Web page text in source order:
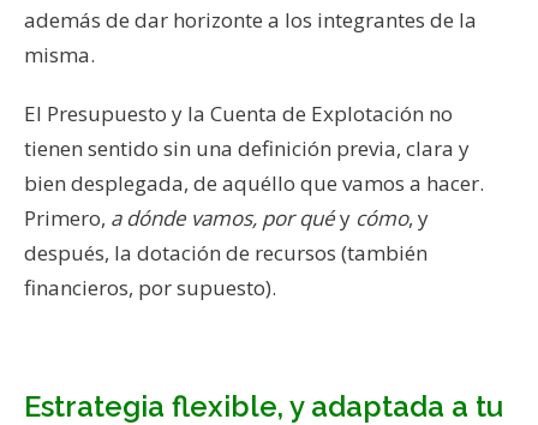
además de dar horizonte a los integrantes de la
misma.
El Presupuesto y la Cuenta de Explotación no
tienen sentido sin una definición previa, clara y
bien desplegada, de aquéllo que vamos a hacer.
Primero, a dónde vamos, por quéy cómo, y
después, la dotación de recursos (también
financieros, por supuesto).
Estrategia flexible, y adaptada a tu